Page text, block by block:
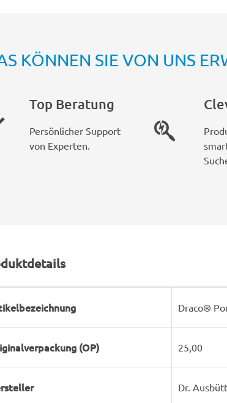
KÖNNEN SIE VON UNS
Top Beratung
Persönlicher Support
von Experten.
Draco®
(OP) 25,00
Dr.